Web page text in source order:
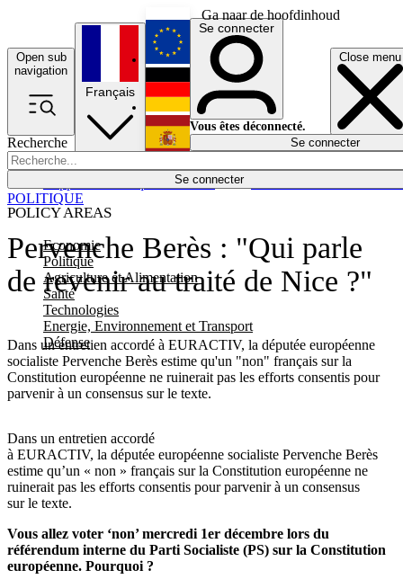
Ga naar de hoofdinhoud
Open sub
navigation
Close menu
Recherche
Se connecter
POLICY AREAS
Economie
Politique
Agriculture et Alimentation
Santé
Technologies
Energie, Environnement et Transport
Défense
Économie
Français
English
Deutsch
Español
Se connecter
Vous êtes déconnecté.
Se connecter
Pervenche Berès : "Qui parle
de revenir au traité de Nice ?"
Dans un entretien accordé à EURACTIV, la députée européenne
socialiste Pervenche Berès estime qu'un "non" français sur la
Constitution européenne ne ruinerait pas les efforts consentis pour
parvenir à un consensus sur le texte.
POLITIQUE
Dans un entretien accordé
à EURACTIV, la députée européenne socialiste Pervenche Berès
estime qu’un « non » français sur la Constitution européenne ne
ruinerait pas les efforts consentis pour parvenir à un consensus
sur le texte.
Vous allez voter ‘non’ mercredi 1er décembre lors du
référendum interne du Parti Socialiste (PS) sur la Constitution
européenne. Pourquoi ?